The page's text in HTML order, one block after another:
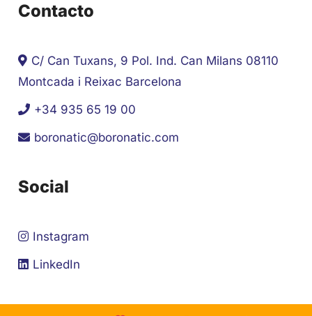
Contacto
C/ Can Tuxans, 9 Pol. Ind. Can Milans 08110
Montcada i Reixac Barcelona
+34 935 65 19 00
boronatic@boronatic.com
Social
Instagram
LinkedIn